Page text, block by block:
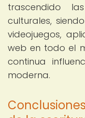
trascendido
culturales,
videojuegos,
web en todo el
continua
moderna.